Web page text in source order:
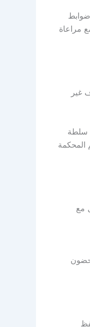
مراعاة
غير
سلطة
المحكمة
مع